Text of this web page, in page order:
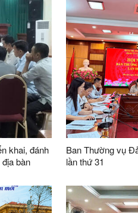
khai, đánh
bàn
Ban Thường vụ
lần thứ 31